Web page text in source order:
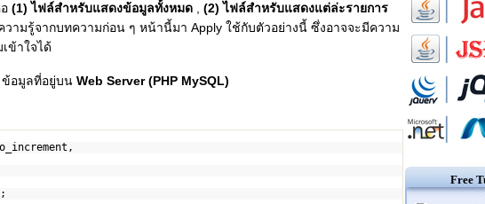
(1) ไฟล์สำหรับแสดงข้อมูลทั้งหมด
(2) ไฟล์สำหรับแสดงแต่ล่ะรายการ
วามรู้จากบทความก่อน ๆ หน้านี้มา Apply ใช้กับตัวอย่างนี้ ซึ่งอาจจะมีความ
ข้าใจได้
ข้อมูลที่อยู่บน Web Server (PHP MySQL)
Free